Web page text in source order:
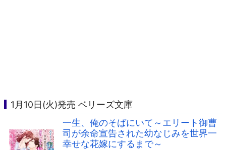
1月10日(火)発売 ベリーズ文庫
一生、俺のそばにいて～エリート御曹
司が余命宣告された幼なじみを世界一
幸せな花嫁にするまで～